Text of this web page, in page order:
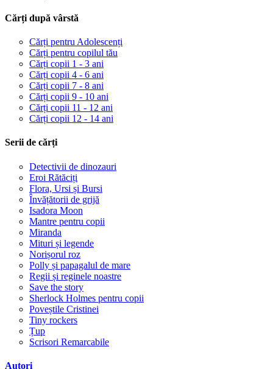
Cărți după vârstă
Cărți pentru Adolescenți
Cărți pentru copilul tău
Cărți copii 1 - 3 ani
Cărți copii 4 - 6 ani
Cărți copii 7 - 8 ani
Cărți copii 9 - 10 ani
Cărți copii 11 - 12 ani
Cărți copii 12 - 14 ani
Serii de cărți
Detectivii de dinozauri
Eroi Rătăciți
Flora, Ursi și Bursi
Învățătorii de grijă
Isadora Moon
Mantre pentru copii
Miranda
Mituri și legende
Norișorul roz
Polly și papagalul de mare
Regii și reginele noastre
Save the story
Sherlock Holmes pentru copii
Poveștile Cristinei
Tiny rockers
Țup
Scrisori Remarcabile
Autori